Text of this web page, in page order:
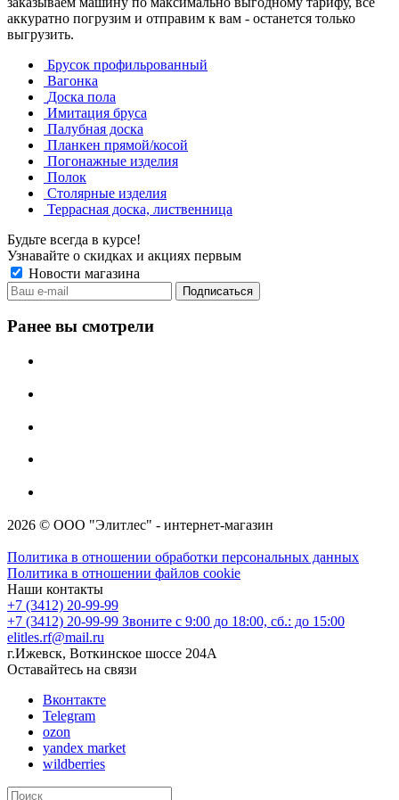
аккуратно погрузим и отправим к вам - останется только
выгрузить.
Брусок профильрованный
Вагонка
Доска пола
Имитация бруса
Палубная доска
Планкен прямой/косой
Погонажные изделия
Полок
Столярные изделия
Террасная доска, лиственница
Будьте всегда в курсе!
Узнавайте о скидках и акциях первым
Новости магазина
Ранее вы смотрели
2026 © ООО "Элитлес" - интернет-магазин
Политика в отношении обработки персональных данных
Политика в отношении файлов cookie
Наши контакты
+7 (3412) 20-99-99
+7 (3412) 20-99-99 Звоните с 9:00 до 18:00, сб.: до 15:00
elitles.rf@mail.ru
г.Ижевск, Воткинское шоссе 204А
Оставайтесь на связи
Вконтакте
Telegram
ozon
yandex market
wildberries